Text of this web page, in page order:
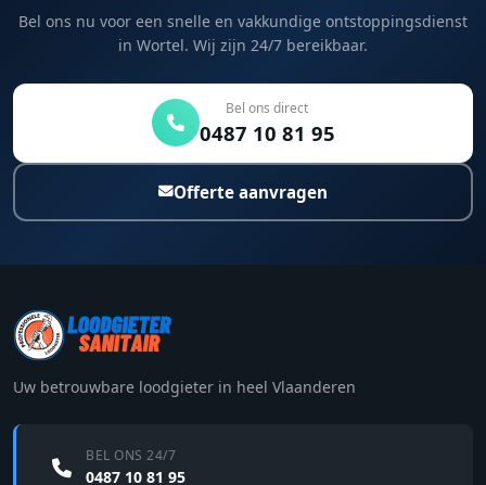
Bel ons nu voor een snelle en vakkundige ontstoppingsdienst
in Wortel. Wij zijn 24/7 bereikbaar.
Bel ons direct
0487 10 81 95
Offerte aanvragen
Uw betrouwbare loodgieter in heel Vlaanderen
BEL ONS 24/7
0487 10 81 95